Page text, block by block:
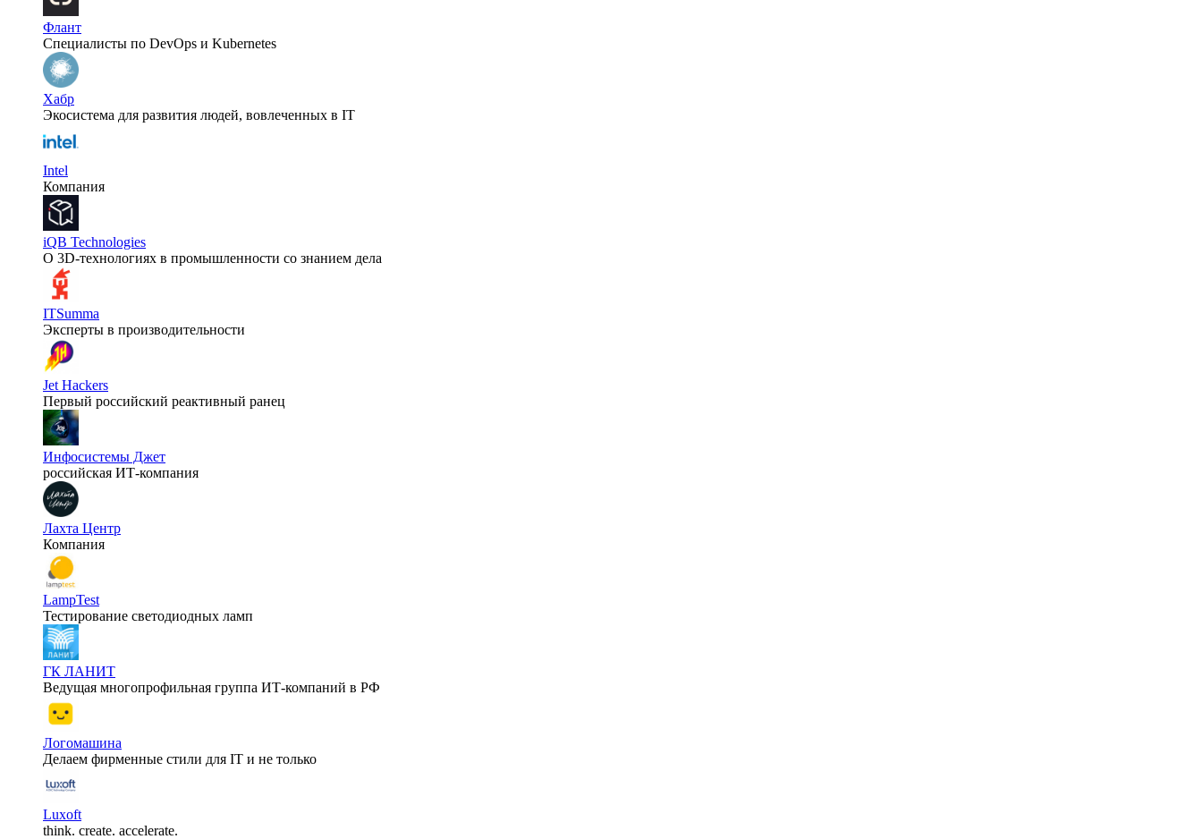
Флант
Специалисты по DevOps и Kubernetes
Хабр
Экосистема для развития людей, вовлеченных в IT
Intel
Компания
iQB Technologies
О 3D-технологиях в промышленности со знанием дела
ITSumma
Эксперты в производительности
Jet Hackers
Первый российский реактивный ранец
Инфосистемы Джет
российская ИТ-компания
Лахта Центр
Компания
LampTest
Тестирование светодиодных ламп
ГК ЛАНИТ
Ведущая многопрофильная группа ИТ-компаний в РФ
Логомашина
Делаем фирменные стили для IT и не только
Luxoft
think. create. accelerate.